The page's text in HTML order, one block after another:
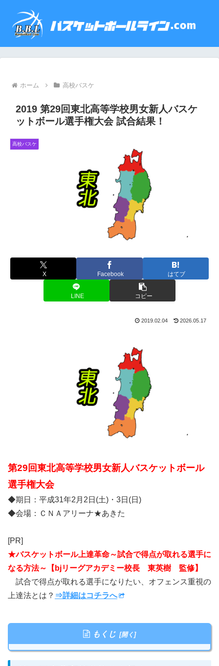
ホーム 高校バスケ
2019 第29回東北高等学校男女新人バスケ
ットボール選手権大会 試合結果！
高校バスケ
X Facebook はてブ
LINE コピー
2019.02.04 2026.05.17
第29回東北高等学校男女新人バスケットボール
選手権大会
◆期日：平成31年2月2日(土)・3日(日)
◆会場：ＣＮＡアリーナ★あきた
[PR]
★バスケットボール上達革命～試合で得点が取れる選手に
なる方法～【bjリーグアカデミー校長 東英樹 監修】
試合で得点が取れる選手になりたい、オフェンス重視の
上達法とは？ ⇒詳細はコチラへ
もくじ